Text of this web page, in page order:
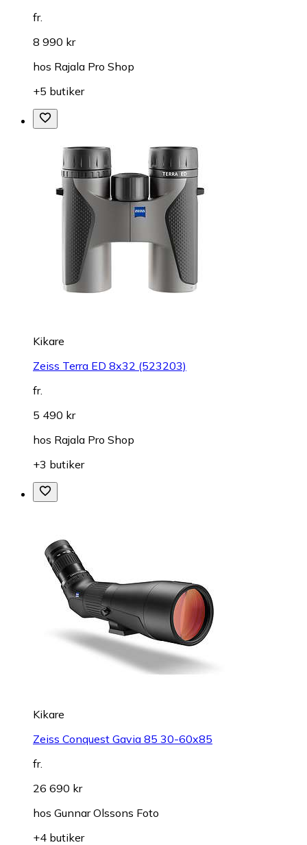
fr.
8 990 kr
hos Rajala Pro Shop
+5 butiker
Kikare
Zeiss Terra ED 8x32 (523203)
fr.
5 490 kr
hos Rajala Pro Shop
+3 butiker
Kikare
Zeiss Conquest Gavia 85 30-60x85
fr.
26 690 kr
hos Gunnar Olssons Foto
+4 butiker